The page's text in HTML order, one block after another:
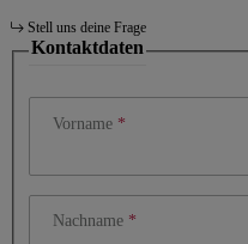
Stell uns deine Frage
Kontaktdaten
Vorname
Nachname